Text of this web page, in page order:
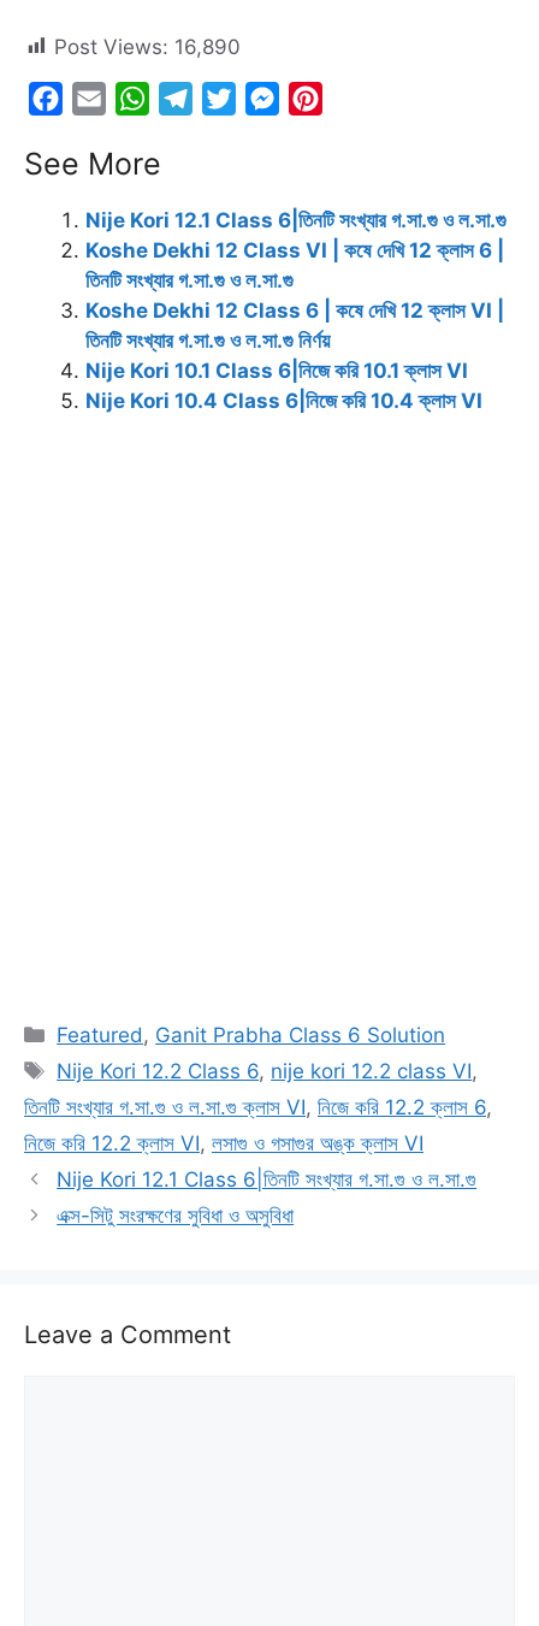
Post Views: 16,890
c
b
o
a
l
W
a
s
p
p
g
a
m
t
r
M
e
n
g
e
r
e
e
s
t
See More
Nije Kori 12.1 Class 6|তিনটি সংখ্যার গ.সা.গু ও ল.সা.গু
Koshe Dekhi 12 Class VI | কষে দেখি 12 ক্লাস 6 |
তিনটি সংখ্যার গ.সা.গু ও ল.সা.গু
Koshe Dekhi 12 Class 6 | কষে দেখি 12 ক্লাস VI |
তিনটি সংখ্যার গ.সা.গু ও ল.সা.গু নির্ণয়
Nije Kori 10.1 Class 6|নিজে করি 10.1 ক্লাস VI
Nije Kori 10.4 Class 6|নিজে করি 10.4 ক্লাস VI
Categories
Featured , Ganit Prabha Class 6 Solution
Tags
Nije Kori 12.2 Class 6, nije kori 12.2 class VI,
তিনটি সংখ্যার গ.সা.গু ও ল.সা.গু ক্লাস VI, নিজে করি 12.2 ক্লাস 6,
নিজে করি 12.2 ক্লাস VI, লসাগু ও গসাগুর অঙ্ক ক্লাস VI
Nije Kori 12.1 Class 6|তিনটি সংখ্যার গ.সা.গু ও ল.সা.গু
এক্স-সিটু সংরক্ষণের সুবিধা ও অসুবিধা
Leave a Comment